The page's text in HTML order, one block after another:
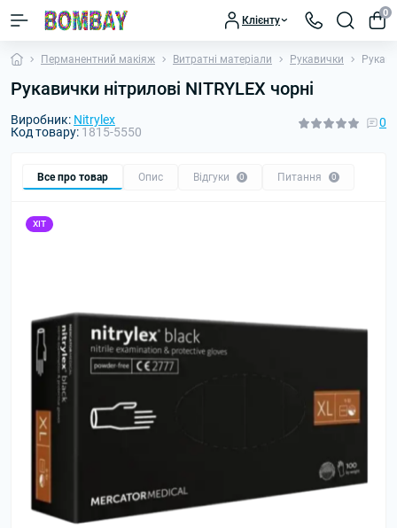
Клієнту
0
Перманентний макіяж Витратні матеріали Рукавички
Рукавички нітрилові NITRYLEX чорні
Виробник: Nitrylex
Код товару: 1815-5550
0
Все про товар Опис Відгуки 0 Питання 0
ХІТ